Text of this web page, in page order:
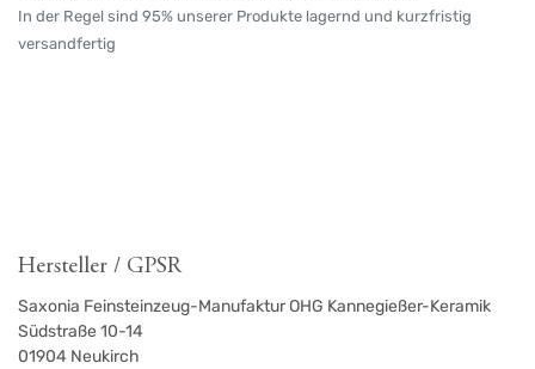
In der Regel sind 95% unserer Produkte lagernd und kurzfristig
versandfertig
Hersteller / GPSR
Saxonia Feinsteinzeug-Manufaktur OHG Kannegießer-Keramik
Südstraße 10-14
01904 Neukirch